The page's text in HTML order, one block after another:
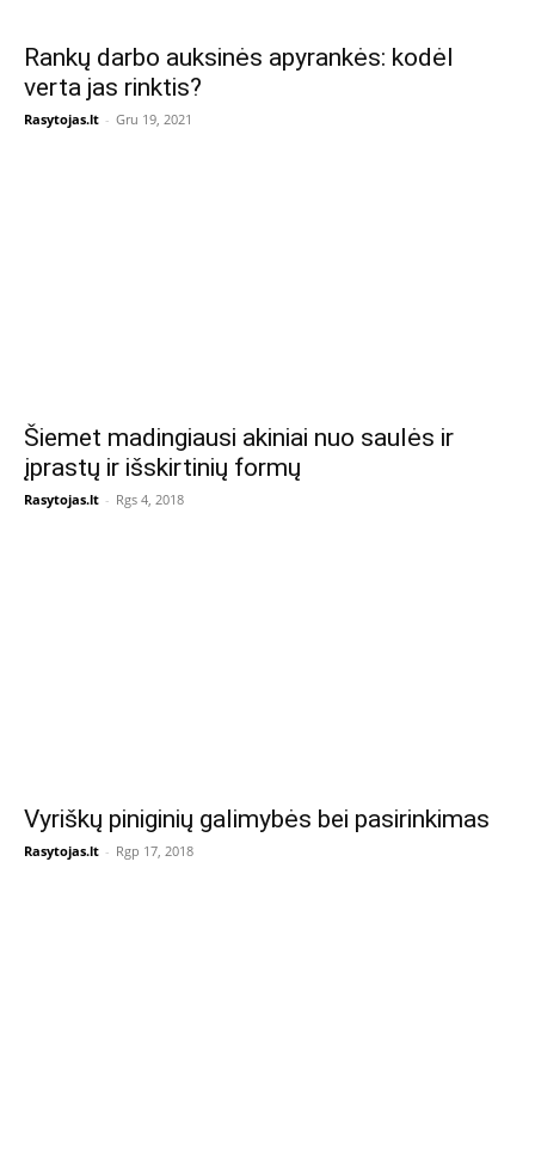
Rankų darbo auksinės apyrankės: kodėl
verta jas rinktis?
Rasytojas.lt - Gru 19, 2021
Šiemet madingiausi akiniai nuo saulės ir
įprastų ir išskirtinių formų
Rasytojas.lt - Rgs 4, 2018
Vyriškų piniginių galimybės bei pasirinkimas
Rasytojas.lt - Rgp 17, 2018